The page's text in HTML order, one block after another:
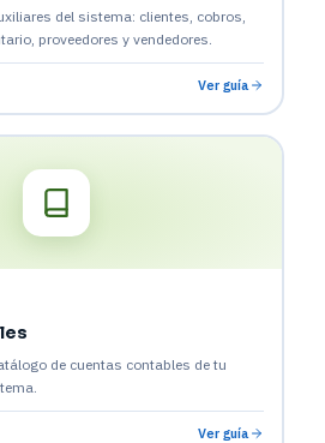
del sistema: clientes, cobros,
proveedores y vendedores.
Ver guía
de cuentas contables de tu
Ver guía